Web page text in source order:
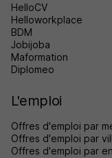
HelloCV
Helloworkplace
BDM
Jobijoba
Maformation
Diplomeo
L'emploi
Offres d'emploi par
Offres d'emploi par
Offres d'emploi par